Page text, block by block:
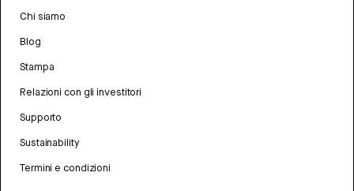
Chi siamo
Blog
Stampa
Relazioni con gli investitori
Supporto
Sustainability
Termini e condizioni